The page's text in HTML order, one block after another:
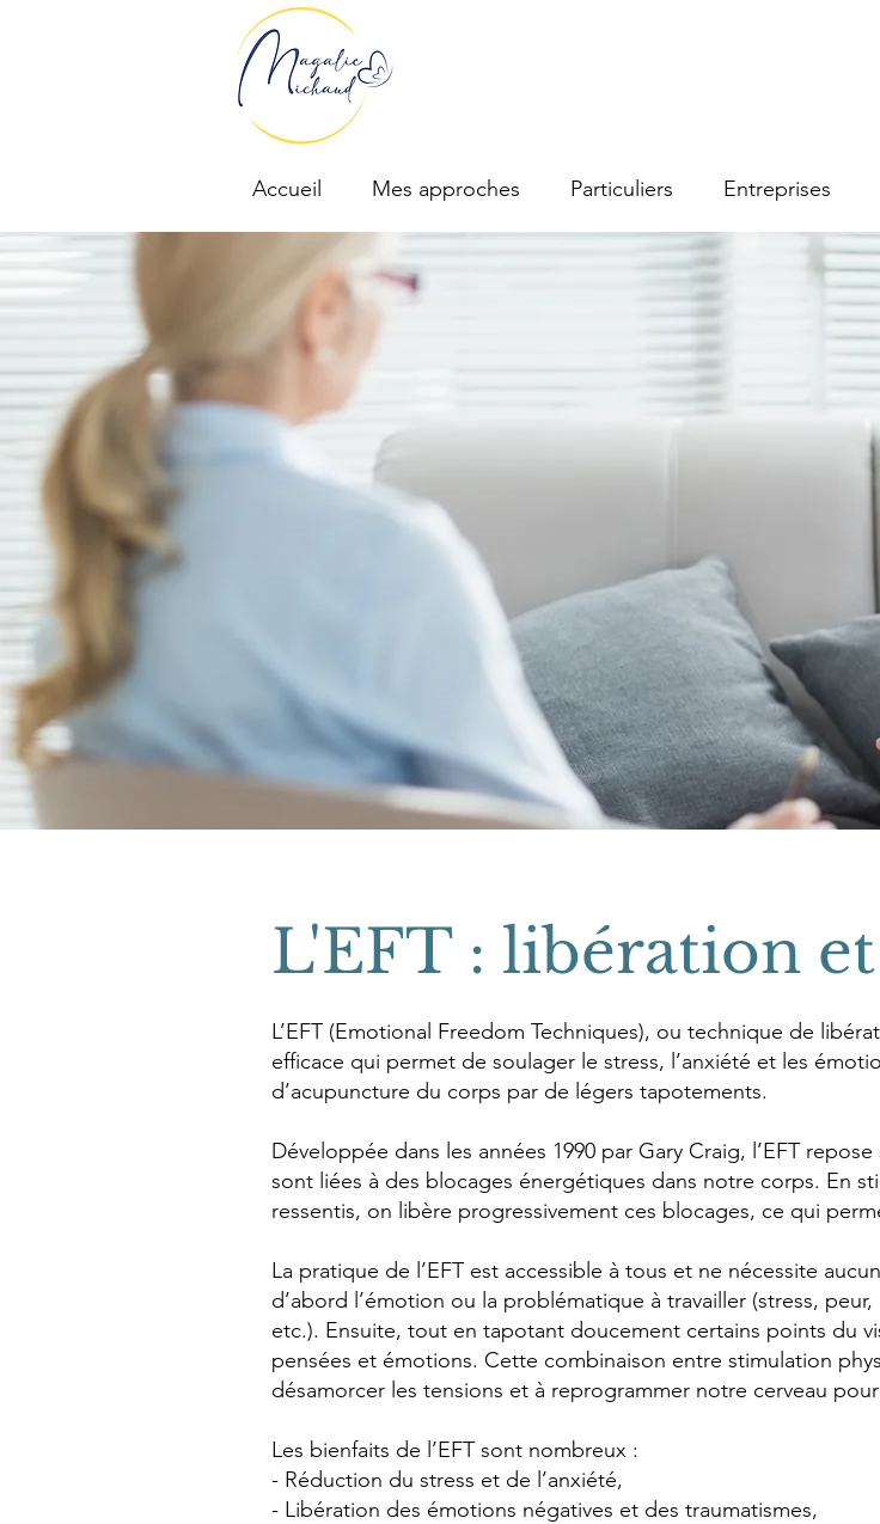
Accueil Mes approches Particuliers Entreprises
L'EFT : libération
L’EFT (Emotional Freedom Techniques), ou technique de
efficace qui permet de soulager le stress, l’anxiété et les
d’acupuncture du corps par de légers tapotements.
Développée dans les années 1990 par Gary Craig, l’EFT
sont liées à des blocages énergétiques dans notre corps. En
ressentis, on libère progressivement ces blocages, ce qui
La pratique de l’EFT est accessible à tous et ne nécessite
d’abord l’émotion ou la problématique à travailler (stress,
etc.). Ensuite, tout en tapotant doucement certains points du
pensées et émotions. Cette combinaison entre stimulation
désamorcer les tensions et à reprogrammer notre cerveau
Les bienfaits de l’EFT sont nombreux :
- Réduction du stress et de l’anxiété,
- Libération des émotions négatives et des traumatismes,